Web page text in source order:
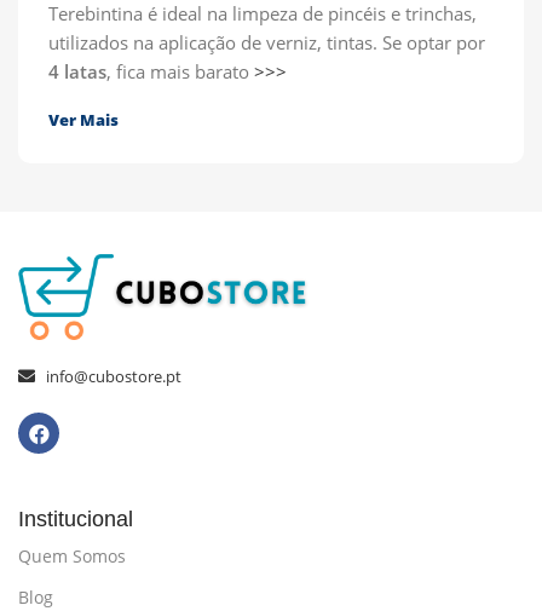
Terebintina é ideal na limpeza de pincéis e trinchas,
utilizados na aplicação de verniz, tintas. Se optar por
4 latas, fica mais barato >>>
Ver Mais
info@cubostore.pt
Institucional
Quem Somos
Blog